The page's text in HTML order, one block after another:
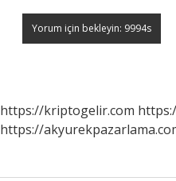
https://kriptogelir.com
https://